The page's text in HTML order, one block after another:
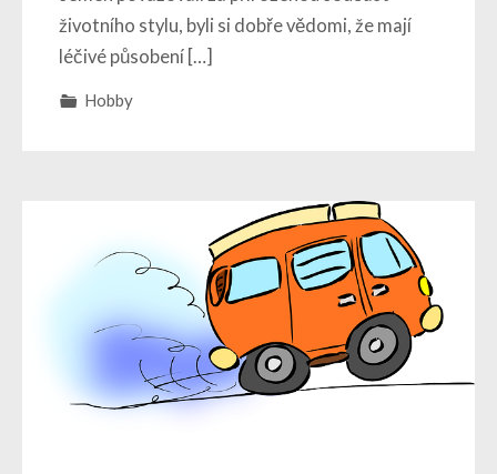
životního stylu, byli si dobře vědomi, že mají
léčivé působení […]
Hobby